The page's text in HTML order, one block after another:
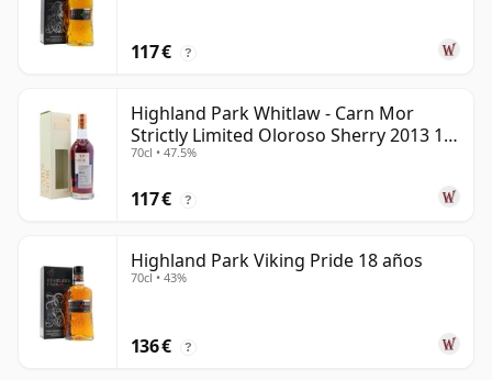
117 € ?
Highland Park Whitlaw - Carn Mor
Strictly Limited Oloroso Sherry 2013 10
años
70cl • 47.5%
117 € ?
Highland Park Viking Pride 18 años
70cl • 43%
136 € ?